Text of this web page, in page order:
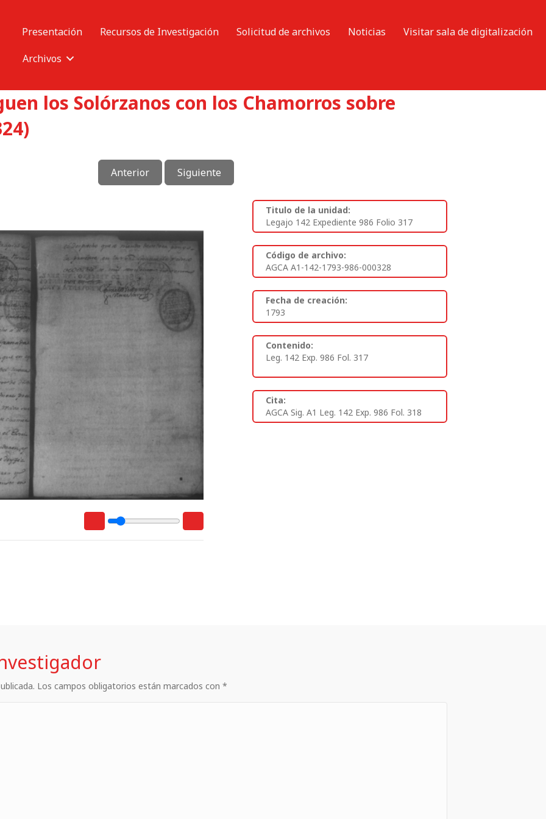
Presentación Recursos de Investigación Solicitud de archivos Noticias
Visitar sala de digitalización
Archivos
los Solórzanos con los Chamorros sobre
Anterior Siguiente
Titulo de la unidad:
Legajo 142 Expediente 986 Folio 317
Código de archivo:
AGCA A1-142-1793-986-000328
Fecha de creación:
1793
Contenido:
Leg. 142 Exp. 986 Fol. 317
Cita:
AGCA Sig. A1 Leg. 142 Exp. 986 Fol. 318
Los campos obligatorios están marcados con *